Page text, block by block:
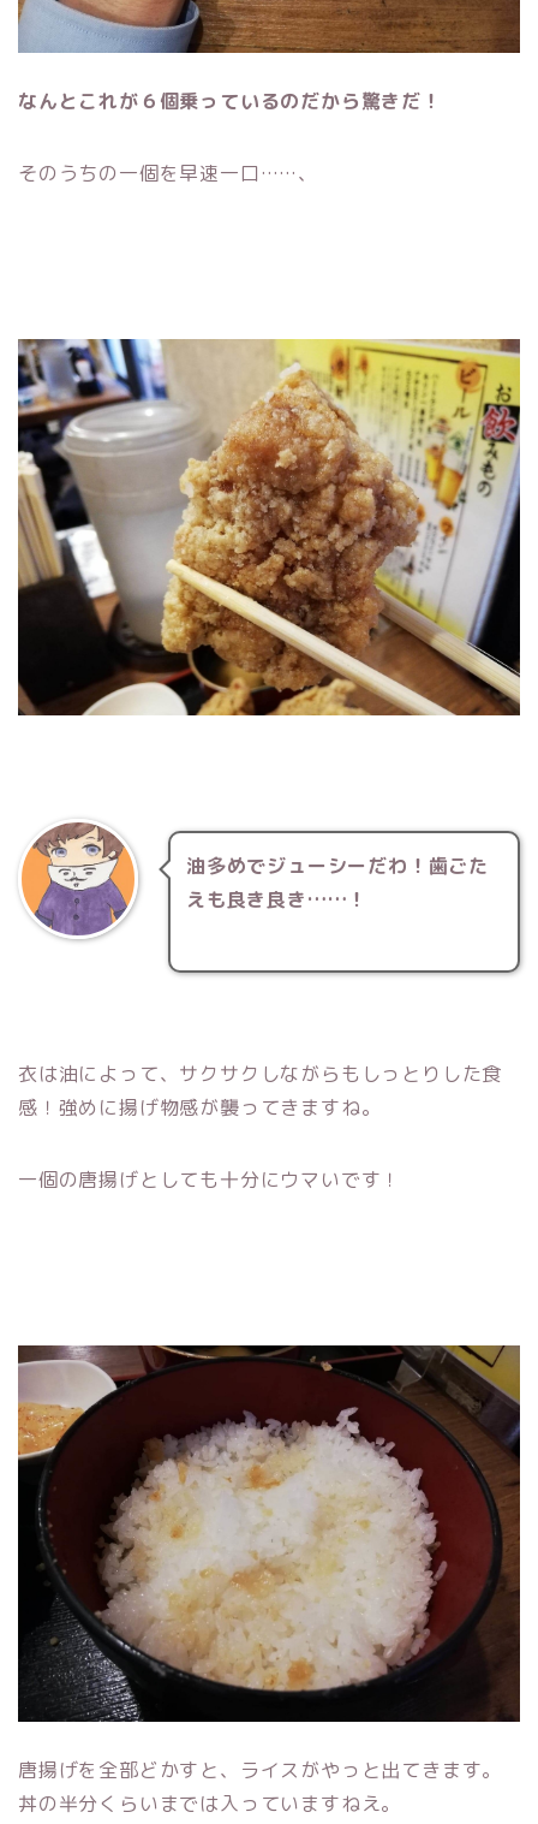
なんとこれが６個乗っているのだから驚きだ！
そのうちの一個を早速一口……、
油多めでジューシーだわ！歯ごた
えも良き良き……！
衣は油によって、サクサクしながらもしっとりした食
感！強めに揚げ物感が襲ってきますね。
一個の唐揚げとしても十分にウマいです！
唐揚げを全部どかすと、ライスがやっと出てきます。
丼の半分くらいまでは入っていますねえ。